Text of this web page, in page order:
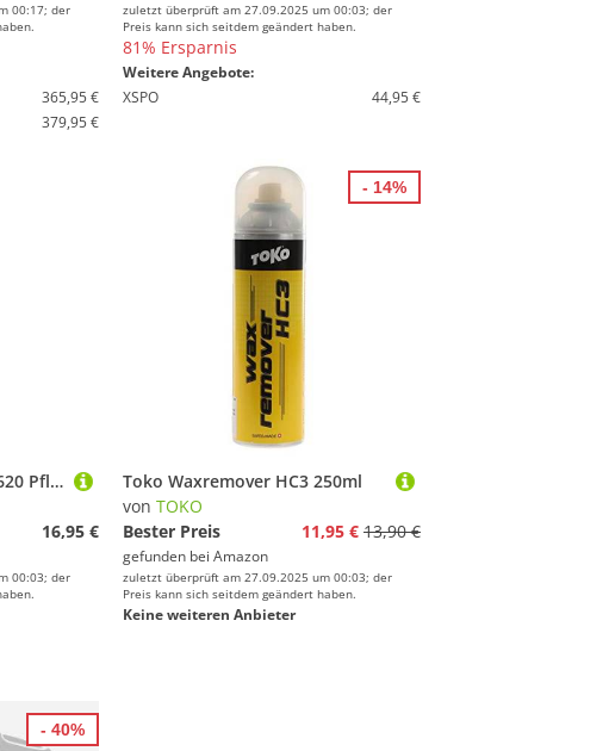
00:17; der
365,95 €
379,95 €
zuletzt überprüft am 27.09.2025 um 00:03; der
Preis kann sich seitdem geändert haben.
81% Ersparnis
Weitere Angebote:
XSPO
44,95 €
Toko Unisex Proof-5582620 Pflegeprodukt Textile Proof, Mehrfarbig,Einheitsgröße EU
16,95 €
00:03; der
Toko Waxremover HC3 250ml
von TOKO
Bester Preis
11,95 € 13,90 €
gefunden bei Amazon
zuletzt überprüft am 27.09.2025 um 00:03; der
Preis kann sich seitdem geändert haben.
Keine weiteren Anbieter
- 14%
- 40%